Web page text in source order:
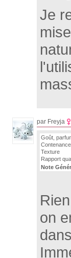
Je
par Freyja
Goût,
Contenance
Texture
Rapport
Note
on